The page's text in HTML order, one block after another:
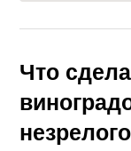
Что